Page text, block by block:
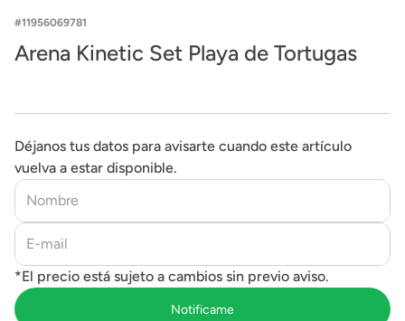
11956069781
Arena Kinetic Set Playa de Tortugas
Déjanos tus datos para avisarte cuando este artículo
vuelva a estar disponible.